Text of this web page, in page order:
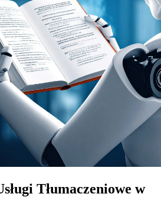
Tłumaczeniowe w